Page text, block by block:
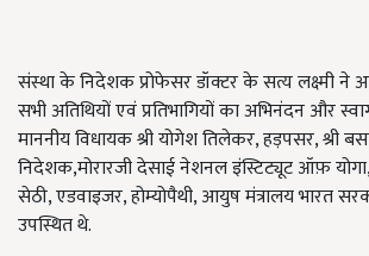
संस्था के निदेशक प्रोफेसर डॉक्टर के सत्य लक्ष्मी ने
सभी अतिथियों एवं प्रतिभागियों का अभिनंदन और
माननीय विधायक श्री योगेश तिलेकर, हड़पसर, श्री
निदेशक,मोरारजी देसाई नेशनल इंस्टिट्यूट ऑफ़
सेठी, एडवाइजर, होम्योपैथी, आयुष मंत्रालय भारत
उपस्थित थे.